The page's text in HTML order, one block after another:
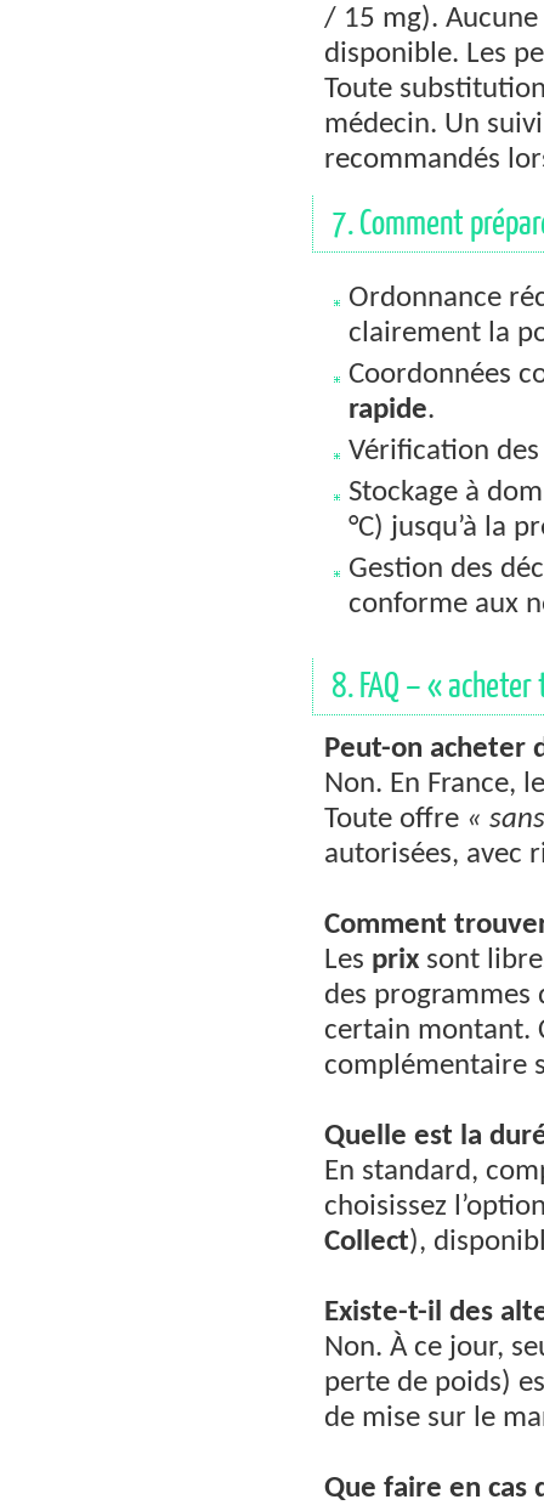
/ 15 mg).
disponible. Les
Toute
médecin. Un
recommandés
7. Comment
Ordonnance
clairement la
Coordonnées
rapide.
Vérification
Stockage à
°C) jusqu’à la
Gestion des
conforme aux
8. FAQ – «
Peut-on acheter
Non. En France,
Toute offre «
autorisées, avec
Comment
Les prix sont
des programmes
certain montant.
complémentaire
Quelle est la
En standard,
choisissez
Collect),
Existe-t-il des
Non. À ce jour,
perte de poids)
de mise sur le
Que faire en cas